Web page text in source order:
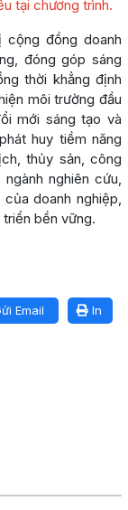
tại chương trình.
đồng doanh
đóng góp sáng
thời khẳng định
môi trường đầu
mới sáng tạo và
huy tiềm năng
thủy sản, công
nghiên cứu,
doanh nghiệp,
bền vững.
In
Email